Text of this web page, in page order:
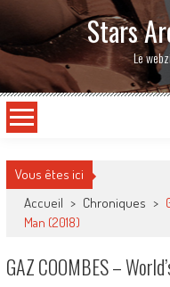
Stars
Le
Vous êtes ici
Accueil > Chroniques >
Man (2018)
GAZ COOMBES –